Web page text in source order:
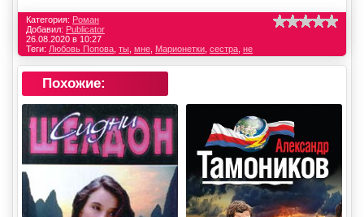
Категория: Роман
Добавил: Publicator
26.08.2020 в 10:27
Теги: Любовь Попова ты мне Марионетки сестра не
Похожие: